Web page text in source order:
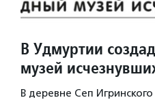
В Удмуртии
музей
В деревне Сеп